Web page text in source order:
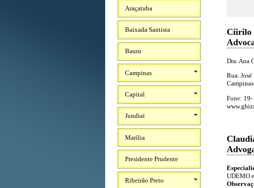
Araçatuba
Baixada Santista
Bauru
Campinas
Capital
Jundiaí
Marília
Presidente Prudente
Ribeirão Preto
Ciirilo
Dra. Ana
Rua.
Fone: 19-
UDEMO